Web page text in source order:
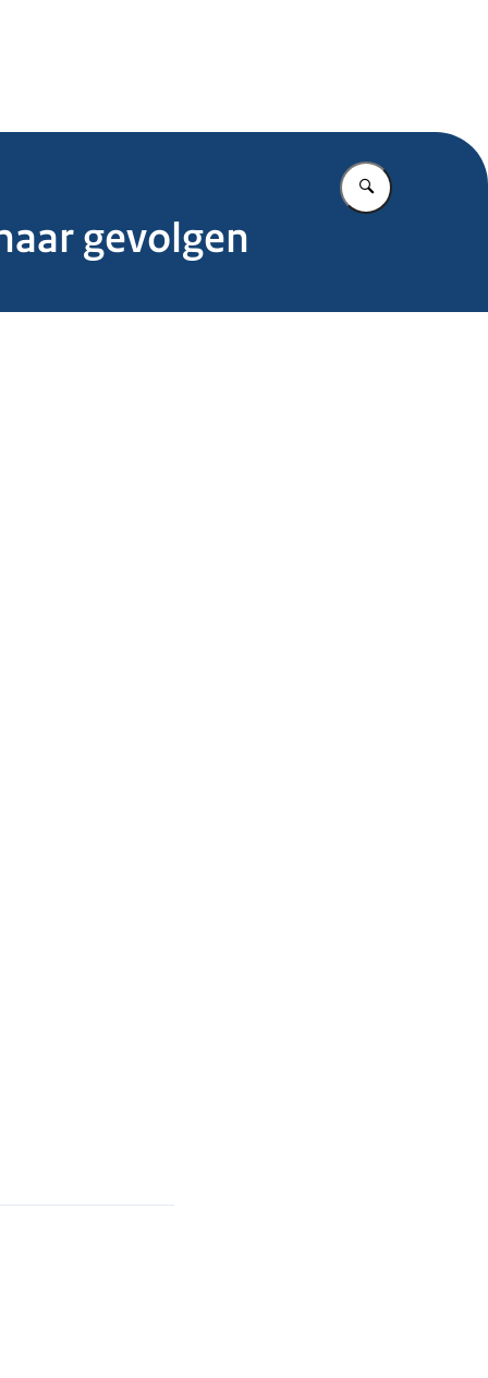
Vul in wat u
gevolgen